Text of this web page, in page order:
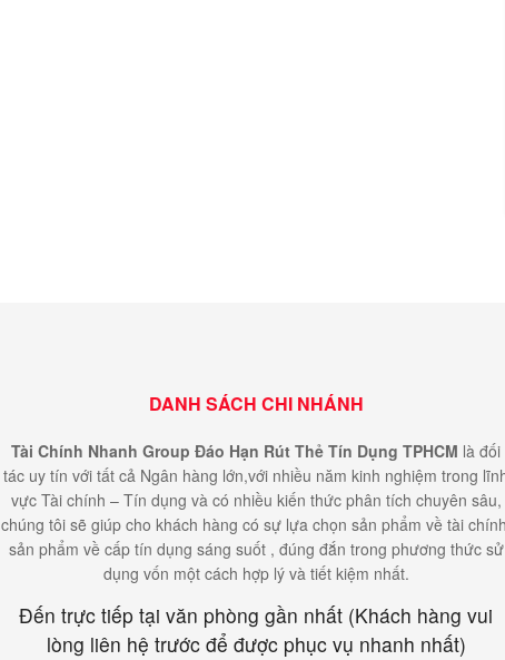
DANH SÁCH CHI NHÁNH
Tài Chính Nhanh Group Đáo Hạn Rút Thẻ Tín Dụng TPHCM là đối
tác uy tín với tất cả Ngân hàng lớn,với nhiều năm kinh nghiệm trong
vực Tài chính – Tín dụng và có nhiều kiến thức phân tích chuyên sâu,
chúng tôi sẽ giúp cho khách hàng có sự lựa chọn sản phẩm về tài
sản phẩm về cấp tín dụng sáng suốt , đúng đắn trong phương thức sử
dụng vốn một cách hợp lý và tiết kiệm nhất.
Đến trực tiếp tại văn phòng gần nhất (Khách hàng vui
lòng liên hệ trước để được phục vụ nhanh nhất)